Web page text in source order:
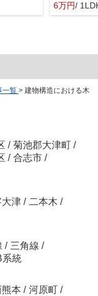
6万円/
一覧 > 建物構造における木
/ 菊池郡大津町 /
/ 合志市 /
大津 / 二本木 /
/ 三角線 /
系統
本 / 河原町 /